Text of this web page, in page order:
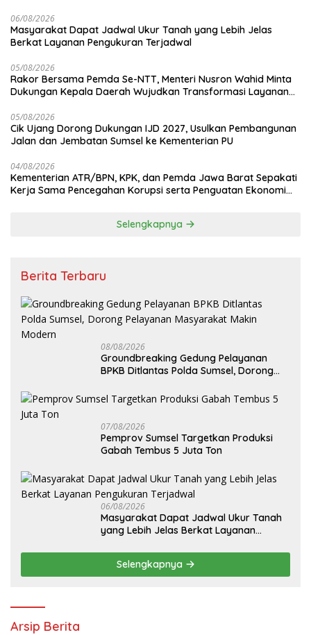
06/08/2026
Masyarakat Dapat Jadwal Ukur Tanah yang Lebih Jelas
Berkat Layanan Pengukuran Terjadwal
05/08/2026
Rakor Bersama Pemda Se-NTT, Menteri Nusron Wahid Minta
Dukungan Kepala Daerah Wujudkan Transformasi Layanan
05/08/2026
Cik Ujang Dorong Dukungan IJD 2027, Usulkan Pembangunan
Jalan dan Jembatan Sumsel ke Kementerian PU
04/08/2026
Kementerian ATR/BPN, KPK, dan Pemda Jawa Barat Sepakati
Kerja Sama Pencegahan Korupsi serta Penguatan Ekonomi
Selengkapnya
Berita Terbaru
08/08/2026
Groundbreaking Gedung Pelayanan
BPKB Ditlantas Polda Sumsel, Dorong
07/08/2026
Pemprov Sumsel Targetkan Produksi
Gabah Tembus 5 Juta Ton
06/08/2026
Masyarakat Dapat Jadwal Ukur Tanah
yang Lebih Jelas Berkat Layanan
Selengkapnya
Arsip Berita